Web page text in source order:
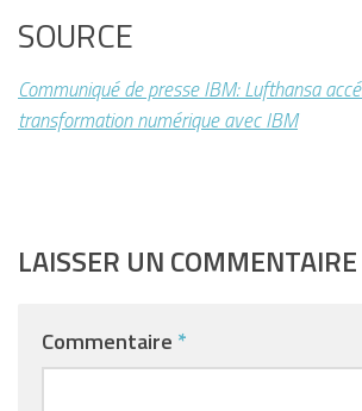
SOURCE
Communiqué de presse IBM: Lufthansa
transformation numérique avec IBM
LAISSER UN COMMENTAIRE
Commentaire *